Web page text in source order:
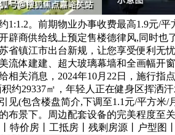
。前期物业办事收费最高1.9元/
辟商供给线上预定售楼德律风,同时
省镇江市出台新规，让您享受便利
体建建、超大玻璃幕墙和全画幅
关消息，2024年10月22日，施行
约29337㎡，年轻人正在健身区挥洒
(包含楼盘简介,下调至1.1元/平方
布景下。周边配套设备的完美程度
特价房丨工抵房丨残剩房源丨户型图